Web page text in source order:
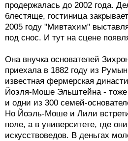
продержалась до 2002 года.
блестяще, гостиница
2005 году "Мивтахим"
под снос. И тут на сцене
Она внучка основателей
приехала в 1882 году из
известная фермерская
Йоэля-Моше Эльштейна -
и одни из 300 семей-
Но Йоэль-Моше и Лили
поле, а в университете, где
искусствоведов. В деньгах